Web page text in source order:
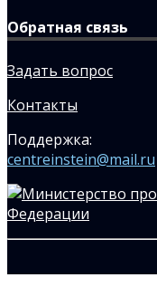
Обратная связь
Задать вопрос
Контакты
Поддержка:
centreinstein@mail.ru